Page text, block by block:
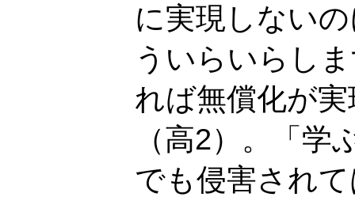
に実現しない
ういらいらし
れば無償化が
（高2）。「
でも侵害され